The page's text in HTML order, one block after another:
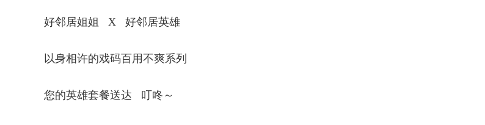
好邻居姐姐 X 好邻居英雄
以身相许的戏码百用不爽系列
您的英雄套餐送达 叮咚～